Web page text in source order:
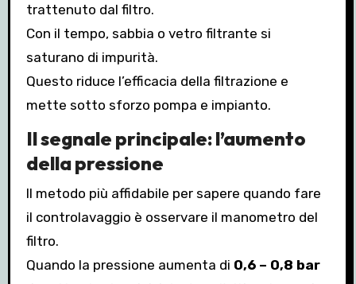
trattenuto dal filtro.
Con il tempo, sabbia o vetro filtrante si
saturano di impurità.
Questo riduce l’efficacia della filtrazione e
mette sotto sforzo pompa e impianto.
Il segnale principale: l’aumento
della pressione
Il metodo più affidabile per sapere quando fare
il controlavaggio è osservare il manometro del
filtro.
Quando la pressione aumenta di 0,6 – 0,8 bar